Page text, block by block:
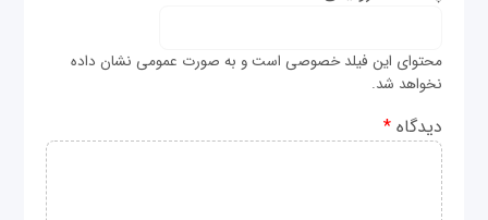
محتوای این فیلد خصوصی است و به صورت عمومی نشان داده
نخواهد شد.
دیدگاه*